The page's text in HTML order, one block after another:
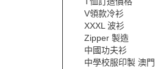
V領款冷衫
XXXL 波衫
Zipper 製造
中國功夫衫
中學校服印製 澳門